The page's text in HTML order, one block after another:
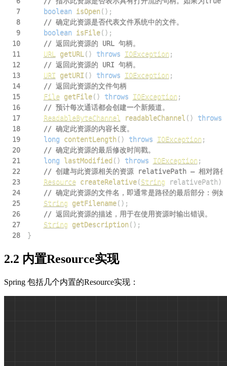
7
boolean isOpen( ) ;
8
// 确定此资源是否代表文件系统中的文件。
9
boolean isFile( ) ;
10
// 返回此资源的 URL 句柄。
11
URL getURL ( ) throws IOException;
12
// 返回此资源的 URI 句柄。
13
URI getURI ( ) throws IOException;
14
// 返回此资源的文件句柄
15
File getFile( ) throws IOException;
16
// 预计每次通话都会创建一个新频道。
17
ReadableByteChannel readableChannel ( ) throws
18
// 确定此资源的内容长度。
19
long contentLength( ) throws IOException;
20
// 确定此资源的最后修改时间戳。
21
long lastModified ( ) throws IOException;
22
// 创建与此资源相关的资源 relativePath – 相对路径
23
Resource createRelative(String relativePath)
24
// 确定此资源的文件名，即通常是路径的最后部分：
25
String getFilename( ) ;
26
// 返回此资源的描述，用于在使用资源时输出错误。
27
String getDescription( ) ;
28
}
2.2 内置Resource实现
Spring 包括几个内置的Resource实现：